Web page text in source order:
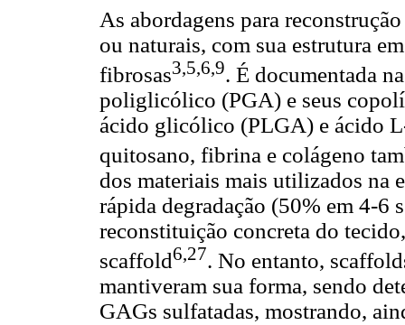
As abordagens para
ou naturais, com sua estrutura
fibrosas3,5,6,9. É documentada
poliglicólico (PGA) e seus
ácido glicólico (PLGA) e ácido
quitosano, fibrina e colágeno
dos materiais mais utilizados na
rápida degradação (50% em 4-6
reconstituição concreta do
scaffold6,27. No entanto,
mantiveram sua forma, sendo
GAGs sulfatadas, mostrando,